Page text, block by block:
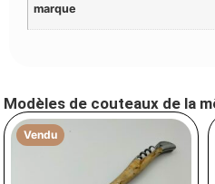
marque
Modèles de couteaux de la
Vendu